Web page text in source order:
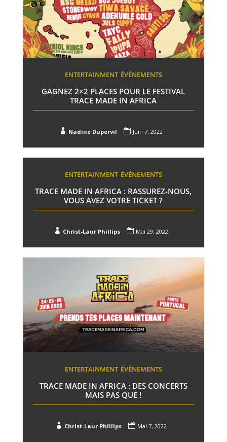
ENTERTAINMENT ÉVÉNEMENTS
GAGNEZ 2×2 PLACES POUR LE FESTIVAL
TRACE MADE IN AFRICA
 Nadine Dupervil  Juin 7, 2022
ENTERTAINMENT ÉVÉNEMENTS
TRACE MADE IN AFRICA : RASSUREZ-NOUS,
VOUS AVEZ VOTRE TICKET ?
 Christ-Laur Phillips  Mai 29, 2022
ENTERTAINMENT ÉVÉNEMENTS
TRACE MADE IN AFRICA : DES CONCERTS
MAIS PAS QUE !
 Christ-Laur Phillips  Mai 7, 2022